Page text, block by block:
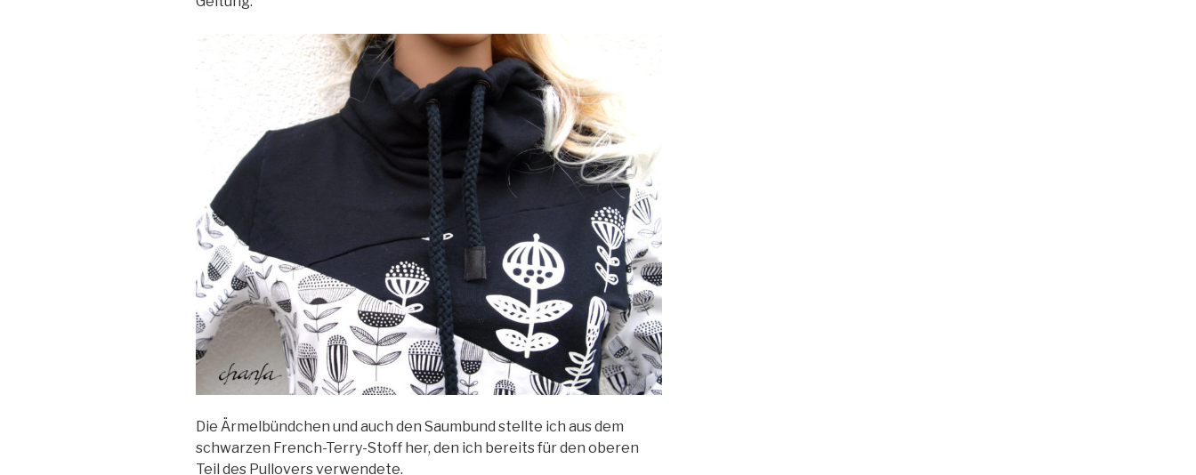
Die Ärmelbündchen und auch den Saumbund stellte ich aus dem
schwarzen French-Terry-Stoff her, den ich bereits für den oberen
Teil des Pullovers verwendete.